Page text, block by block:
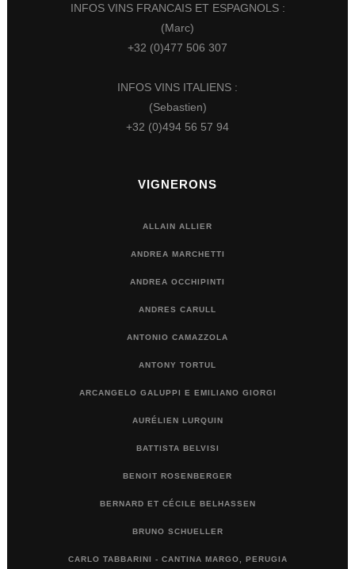
INFOS VINS FRANCAIS ET ESPAGNOLS :
(Marc)
+32 (0)477 506 307
INFOS VINS ITALIENS :
(Sebastien)
+32 (0)494 56 57 94
VIGNERONS
ALLAIN ALLIER
ANDREA MARCHETTI
ANDREA OCCHIPINTI
ANDRES CARULL
ANTONIO CAMAZZOLA
ANTONY TORTUL
ARCANGELO GALUPPI E EMILIANO GIORGI
AURÉLIEN LURQUIN
BATTISTA BELVISI
BENOIT ROSENBERGER
BERNARD ET CÉCILE BELHASSEN
BRUNO SCHUELLER
CARLO TABBARINI - CANTINA MARGO, PERUGIA